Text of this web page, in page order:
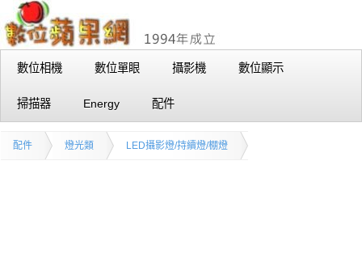
數位相機 數位單眼 攝影機 數位顯示
掃描器 Energy 配件
配件 燈光類 LED攝影燈/持續燈/棚燈